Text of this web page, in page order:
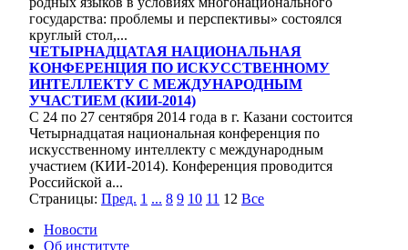
государства: проблемы и перспективы» состоялся
круглый стол,...
ЧЕТЫРНАДЦАТАЯ НАЦИОНАЛЬНАЯ
КОНФЕРЕНЦИЯ ПО ИСКУССТВЕННОМУ
ИНТЕЛЛЕКТУ С МЕЖДУНАРОДНЫМ
УЧАСТИЕМ (КИИ-2014)
С 24 по 27 сентября 2014 года в г. Казани состоится
Четырнадцатая национальная конференция по
искусственному интеллекту с международным
участием (КИИ-2014). Конференция проводится
Российской а...
Страницы: Пред. 1 ... 8 9 10 11 12 Все
Новости
Об институте